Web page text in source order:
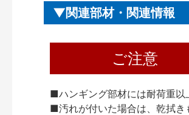
関連部材・関連情報
ご注意
■ハンギング部材には耐荷重以
■汚れが付いた場合は、乾拭き